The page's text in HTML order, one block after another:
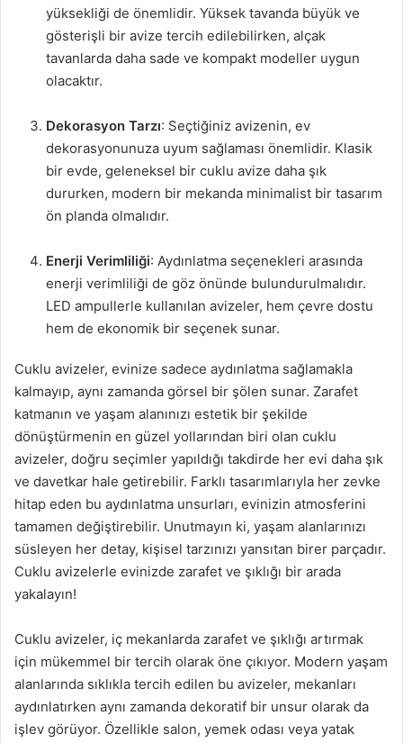
yüksekliği de önemlidir. Yüksek tavanda büyük ve
gösterişli bir avize tercih edilebilirken, alçak
tavanlarda daha sade ve kompakt modeller uygun
olacaktır.
Dekorasyon Tarzı: Seçtiğiniz avizenin, ev
dekorasyonunuza uyum sağlaması önemlidir. Klasik
bir evde, geleneksel bir cuklu avize daha şık
dururken, modern bir mekanda minimalist bir tasarım
ön planda olmalıdır.
Enerji Verimliliği: Aydınlatma seçenekleri arasında
enerji verimliliği de göz önünde bulundurulmalıdır.
LED ampullerle kullanılan avizeler, hem çevre dostu
hem de ekonomik bir seçenek sunar.
Cuklu avizeler, evinize sadece aydınlatma sağlamakla
kalmayıp, aynı zamanda görsel bir şölen sunar. Zarafet
katmanın ve yaşam alanınızı estetik bir şekilde
dönüştürmenin en güzel yollarından biri olan cuklu
avizeler, doğru seçimler yapıldığı takdirde her evi daha şık
ve davetkar hale getirebilir. Farklı tasarımlarıyla her zevke
hitap eden bu aydınlatma unsurları, evinizin atmosferini
tamamen değiştirebilir. Unutmayın ki, yaşam alanlarınızı
süsleyen her detay, kişisel tarzınızı yansıtan birer parçadır.
Cuklu avizelerle evinizde zarafet ve şıklığı bir arada
yakalayın!
Cuklu avizeler, iç mekanlarda zarafet ve şıklığı artırmak
için mükemmel bir tercih olarak öne çıkıyor. Modern yaşam
alanlarında sıklıkla tercih edilen bu avizeler, mekanları
aydınlatırken aynı zamanda dekoratif bir unsur olarak da
işlev görüyor. Özellikle salon, yemek odası veya yatak